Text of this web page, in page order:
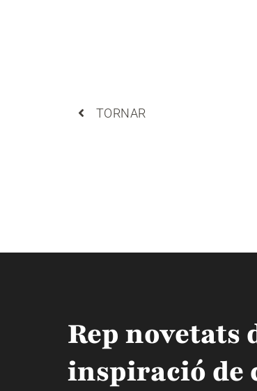
TORNAR
Rep novetats
inspiració de